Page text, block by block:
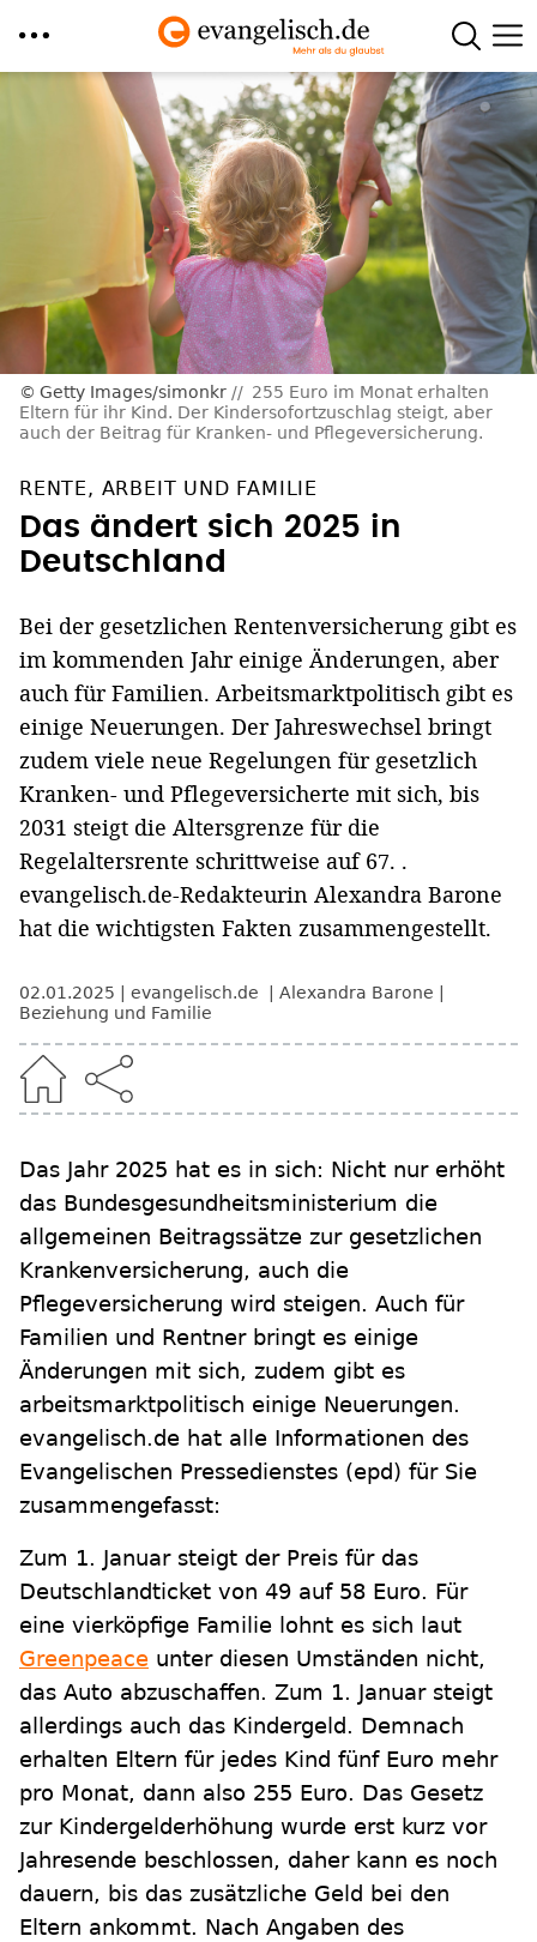
Getty Images/simonkr
255 Euro im Monat erhalten
Eltern für ihr Kind. Der Kindersofortzuschlag steigt, aber
auch der Beitrag für Kranken- und Pflegeversicherung.
RENTE, ARBEIT UND FAMILIE
Das ändert sich 2025 in
Deutschland
Bei der gesetzlichen Rentenversicherung gibt es
im kommenden Jahr einige Änderungen, aber
auch für Familien. Arbeitsmarktpolitisch gibt es
einige Neuerungen. Der Jahreswechsel bringt
zudem viele neue Regelungen für gesetzlich
Kranken- und Pflegeversicherte mit sich, bis
2031 steigt die Altersgrenze für die
Regelaltersrente schrittweise auf 67. .
evangelisch.de-Redakteurin Alexandra Barone
hat die wichtigsten Fakten zusammengestellt.
02.01.2025 evangelisch.de
Alexandra Barone
Beziehung und Familie
Das Jahr 2025 hat es in sich: Nicht nur erhöht
das Bundesgesundheitsministerium die
allgemeinen Beitragssätze zur gesetzlichen
Krankenversicherung, auch die
Pflegeversicherung wird steigen. Auch für
Familien und Rentner bringt es einige
Änderungen mit sich, zudem gibt es
arbeitsmarktpolitisch einige Neuerungen.
evangelisch.de hat alle Informationen des
Evangelischen Pressedienstes (epd) für Sie
zusammengefasst:
Zum 1. Januar steigt der Preis für das
Deutschlandticket von 49 auf 58 Euro. Für
eine vierköpfige Familie lohnt es sich laut
Greenpeace unter diesen Umständen nicht,
das Auto abzuschaffen. Zum 1. Januar steigt
allerdings auch das Kindergeld. Demnach
erhalten Eltern für jedes Kind fünf Euro mehr
pro Monat, dann also 255 Euro. Das Gesetz
zur Kindergelderhöhung wurde erst kurz vor
Jahresende beschlossen, daher kann es noch
dauern, bis das zusätzliche Geld bei den
Eltern ankommt. Nach Angaben des